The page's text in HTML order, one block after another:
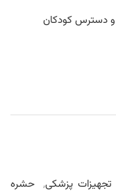
از نور و دسترس کودکان
تجهیزات پزشکی, حشره